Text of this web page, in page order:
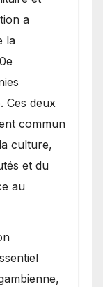
a
la
Ces deux
commun
culture,
et du
au